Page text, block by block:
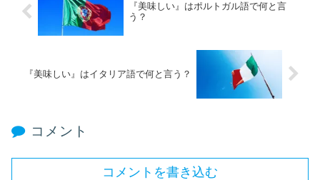
『美味しい』はポルトガル語で何と言
う？
『美味しい』はイタリア語で何と言う？
コメント
コメントを書き込む